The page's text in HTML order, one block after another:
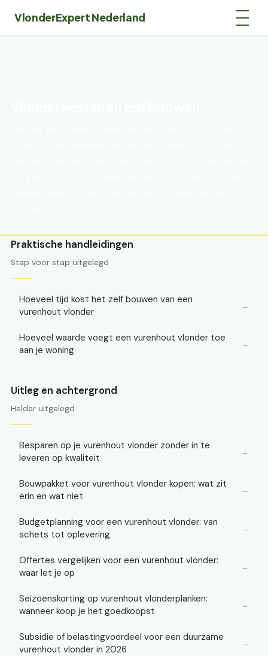
VlonderExpert Nederland
Praktische handleidingen
Stap voor stap uitgelegd
Hoeveel tijd kost het zelf bouwen van een
vurenhout vlonder
→
Hoeveel waarde voegt een vurenhout vlonder toe
aan je woning
→
Uitleg en achtergrond
Helder uitgelegd
Besparen op je vurenhout vlonder zonder in te
leveren op kwaliteit
→
Bouwpakket voor vurenhout vlonder kopen: wat zit
erin en wat niet
→
Budgetplanning voor een vurenhout vlonder: van
schets tot oplevering
→
Offertes vergelijken voor een vurenhout vlonder:
waar let je op
→
Seizoenskorting op vurenhout vlonderplanken:
wanneer koop je het goedkoopst
→
Subsidie of belastingvoordeel voor een duurzame
vurenhout vlonder in 2026
→